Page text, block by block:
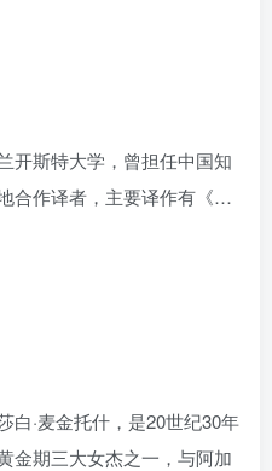
开斯特大学，曾担任中国知
合作译者，主要译作有《…
白·麦金托什，是20世纪30年
金期三大女杰之一，与阿加